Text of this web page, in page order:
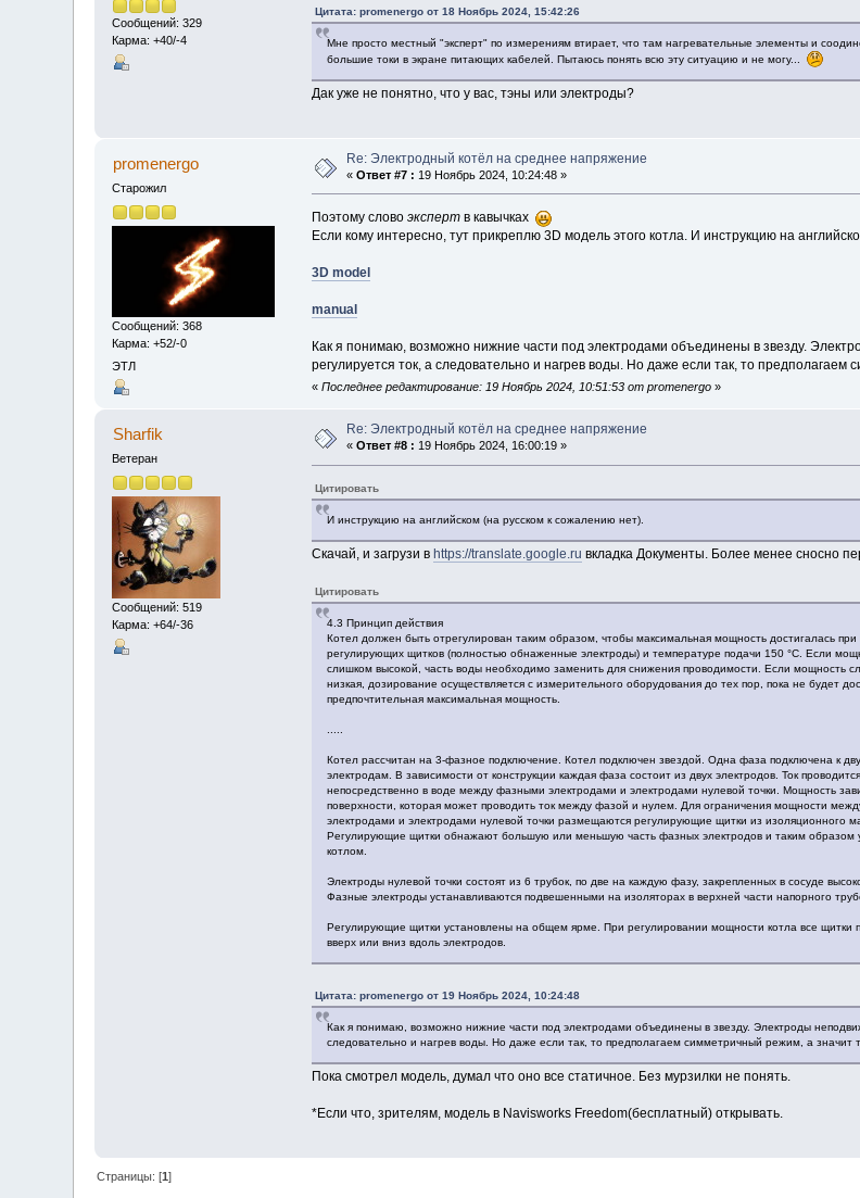
Сообщений: 329
Карма: +40/-4
Цитата: promenergo от 18 Ноябрь 2024, 15:42:26
Мне просто местный "эксперт" по измерениям втирает, что там нагревательные элементы и
большие токи в экране питающих кабелей. Пытаюсь понять всю эту ситуацию и не могу...
Дак уже не понятно, что у вас, тэны или электроды?
promenergo
Старожил
Сообщений: 368
Карма: +52/-0
ЭТЛ
Re: Электродный котёл на среднее напряжение
«Ответ #7 : 19 Ноябрь 2024, 10:24:48 »
Поэтому слово эксперт в кавычках
Если кому интересно, тут прикреплю 3D модель этого котла. И инструкцию на
3D model
manual
Как я понимаю, возможно нижние части под электродами объединены в звезду.
регулируется ток, а следовательно и нагрев воды. Но даже если так, то
« Последнее редактирование: 19 Ноябрь 2024, 10:51:53 от promenergo»
Sharfik
Ветеран
Сообщений: 519
Карма: +64/-36
Re: Электродный котёл на среднее напряжение
«Ответ #8 : 19 Ноябрь 2024, 16:00:19 »
Цитировать
И инструкцию на английском (на русском к сожалению нет).
Скачай, и загрузи в https://translate.google.ru вкладка Документы. Более менее сносно
Цитировать
4.3 Принцип действия
Котел должен быть отрегулирован таким образом, чтобы максимальная мощность достигалась
регулирующих щитков (полностью обнаженные электроды) и температуре подачи 150 °C. Если
слишком высокой, часть воды необходимо заменить для снижения проводимости. Если мощность
низкая, дозирование осуществляется с измерительного оборудования до тех пор, пока не будет
предпочтительная максимальная мощность.
Котел рассчитан на 3-фазное подключение. Котел подключен звездой. Одна фаза подключена к
электродам. В зависимости от конструкции каждая фаза состоит из двух электродов. Ток проводится
непосредственно в воде между фазными электродами и электродами нулевой точки. Мощность
поверхности, которая может проводить ток между фазой и нулем. Для ограничения мощности
электродами и электродами нулевой точки размещаются регулирующие щитки из изоляционного
Регулирующие щитки обнажают большую или меньшую часть фазных электродов и таким образом
котлом.
Электроды нулевой точки состоят из 6 трубок, по две на каждую фазу, закрепленных в сосуде
Фазные электроды устанавливаются подвешенными на изоляторах в верхней части напорного
Регулирующие щитки установлены на общем ярме. При регулировании мощности котла все щитки
вверх или вниз вдоль электродов.
Цитата: promenergo от 19 Ноябрь 2024, 10:24:48
Как я понимаю, возможно нижние части под электродами объединены в звезду. Электроды
следовательно и нагрев воды. Но даже если так, то предполагаем симметричный режим, а значит
Пока смотрел модель, думал что оно все статичное. Без мурзилки не понять.
*Если что, зрителям, модель в Navisworks Freedom(бесплатный) открывать.
Страницы: [1]